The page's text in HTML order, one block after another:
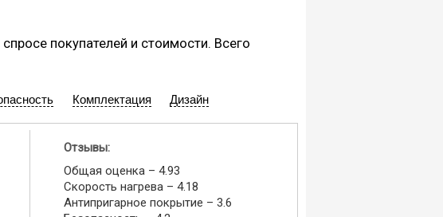
покупателей и стоимости. Всего
Комплектация Дизайн
Отзывы:
Общая оценка – 4.93
Скорость нагрева – 4.18
Антипригарное покрытие – 3.6